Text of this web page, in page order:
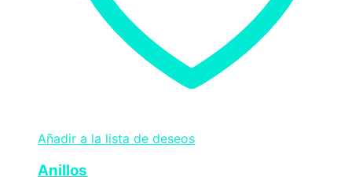
Añadir a la lista de deseos
Anillos